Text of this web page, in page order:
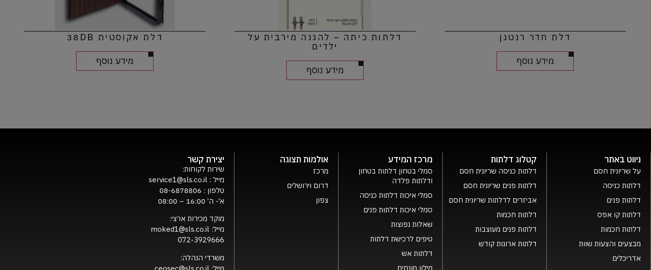
דלת חדר רנטגן
מידע נוסף
דלתות כיתה – להגנה מירבית על
ילדים
מידע נוסף
דלת אקוסטית 38DB
מידע נוסף
ניווט באתר
על שריונית חסם
דלתות כניסה
דלתות פנים
דלתות קו אפס
דלתות חכמות
מבצעים והצעות שוות
אדריכלים
קטלוג דלתות
דלתות כניסה שריונית חסם
דלתות פנים שריונית חסם
אביזרים לדלתות שריונית חסם
דלתות חכמות
דלתות פנים מעוצבות
דלתות ארונות קודש
מרכז המידע
סמלי בטחון דלתות בטחון
ודלתות פלדה
סמלי איכות דלתות כניסה
סמלי איכות דלתות פנים
שאלות נפוצות
טיפים לרכישת דלתות
דלתות אש
מילון מונחים
אולמות תצוגה
מרכז
דרום וירושלים
צפון
יצירת קשר
שירות לקוחות:
מייל : service1@sls.co.il
טלפון : 08-6878806
א’- ה’ 16:00 – 08:00
מוקד מכירות ארצי:
מייל:moked1@sls.co.il
072-3929666
משרדי הנהלה: